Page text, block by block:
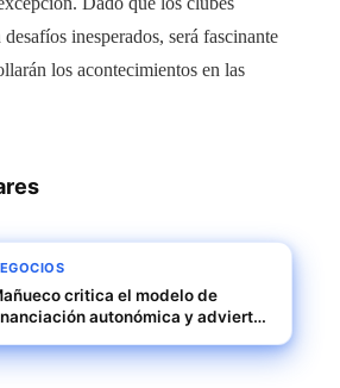
inesperados, será fascinante
los acontecimientos en las
critica el modelo de
autonómica y advierte